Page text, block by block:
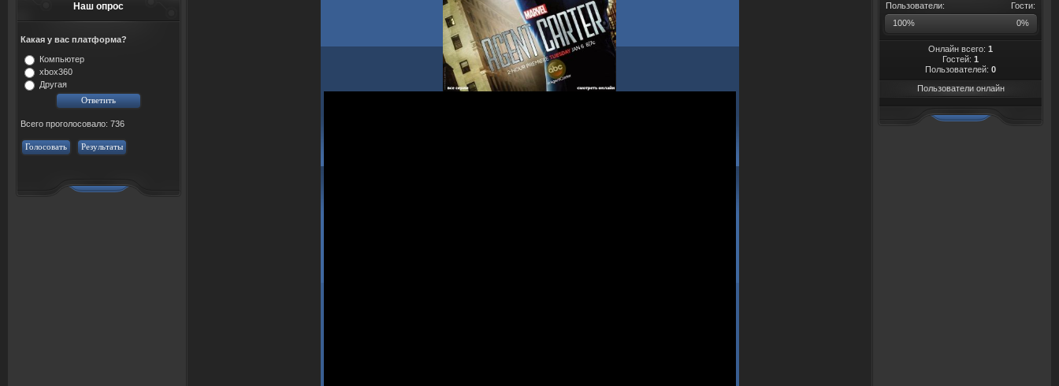
Наш опрос
Какая у вас платформа?
Компьютер
xbox360
Другая
Всего проголосовало: 736
Голосовать Результаты
Гости:
Пользователи:
100%
0%
Онлайн всего: 1
Гостей: 1
Пользователей: 0
Пользователи онлайн